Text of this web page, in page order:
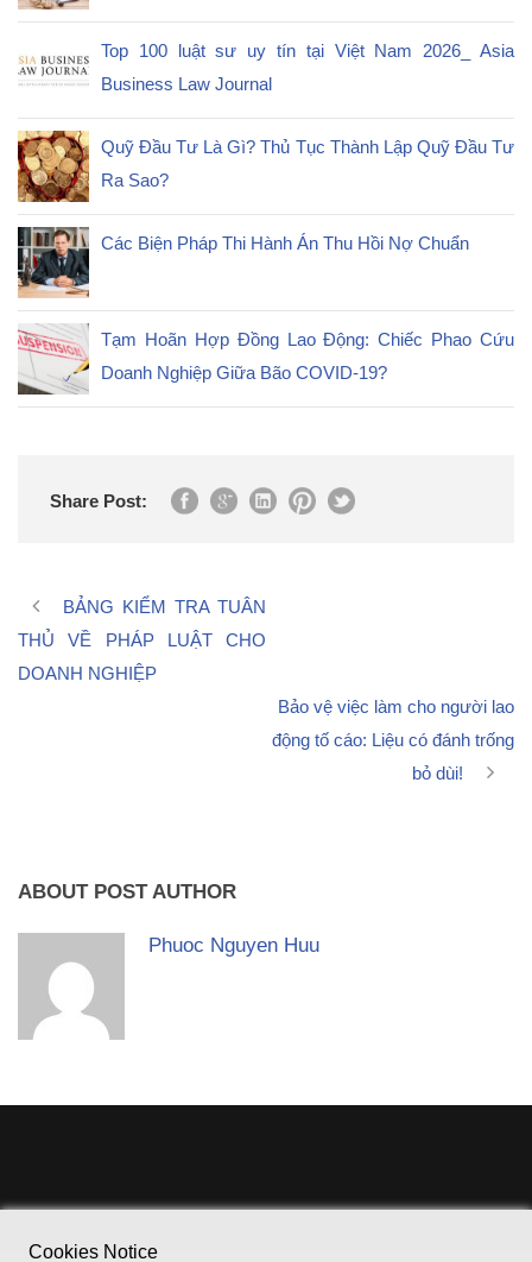
Top 100 luật sư uy tín tại Việt Nam 2026_ Asia
Business Law Journal
Quỹ Đầu Tư Là Gì? Thủ Tục Thành Lập Quỹ Đầu Tư
Ra Sao?
Các Biện Pháp Thi Hành Án Thu Hồi Nợ Chuẩn
Tạm Hoãn Hợp Đồng Lao Động: Chiếc Phao Cứu
Doanh Nghiệp Giữa Bão COVID-19?
Share Post:
BẢNG KIỂM TRA TUÂN
THỦ VỀ PHÁP LUẬT CHO
DOANH NGHIỆP
Bảo vệ việc làm cho người lao
động tố cáo: Liệu có đánh trống
bỏ dùi!
ABOUT POST AUTHOR
Phuoc Nguyen Huu
Cookies Notice